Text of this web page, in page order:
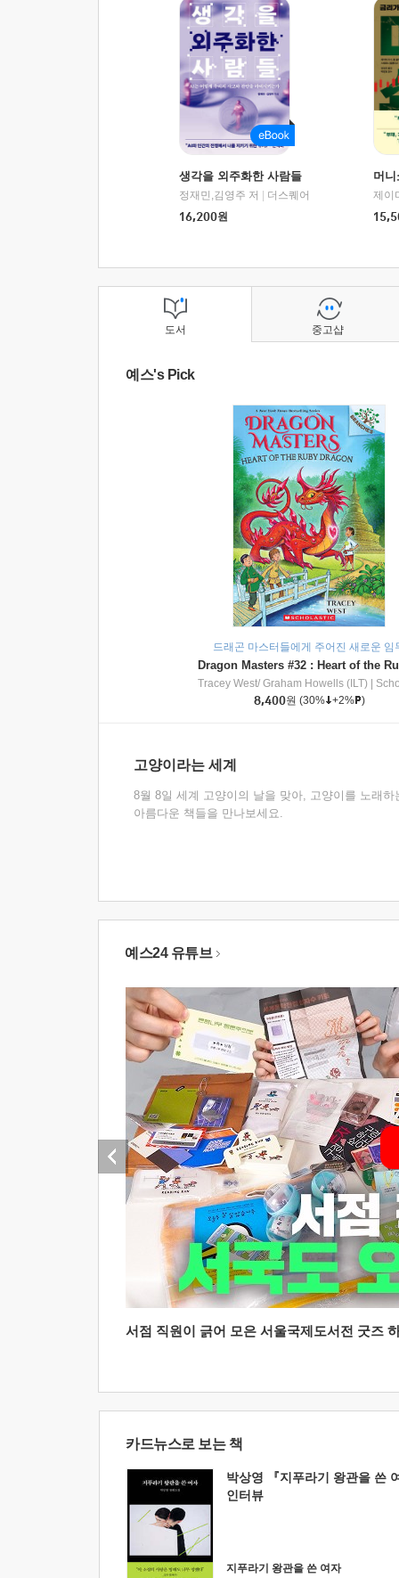
생각을 외주화한 사람들
정재민,김영주 저
더스퀘어
16,200원
머
도서
예스's Pick
드래곤 마스터들에게 주어진 새로운 임
Tracey West/ Graham Howells (ILT)
8,400원 (30% +2% )
고양이라는 세계
8월 8일 세계 고양이의 날을 맞아, 고양이를 노래하
아름다운 책들을 만나보세요.
중고샵
예스24 유튜브
서점 직원이 긁어 모은 서울국제도서전 굿즈
카드뉴스로 보는 책
박상영 『지푸라기 왕관을 쓴
인터뷰
지푸라기 왕관을 쓴 여자